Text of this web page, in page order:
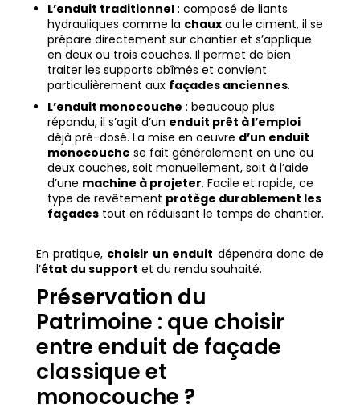
L’enduit traditionnel: composé de liants
hydrauliques comme la chauxou le ciment, il se
prépare directement sur chantier et s’applique
en deux ou trois couches. Il permet de bien
traiter les supports abîmés et convient
particulièrement aux façades anciennes.
L’enduit monocouche : beaucoup plus
répandu, il s’agit d’un enduit prêt à l’emploi
déjà pré-dosé. La mise en oeuvre d’un enduit
monocouche se fait généralement en une ou
deux couches, soit manuellement, soit à l’aide
d’une machine à projeter. Facile et rapide, ce
type de revêtement protège durablement les
façadestout en réduisant le temps de chantier.
En pratique, choisir un enduit dépendra donc de
l’état du support et du rendu souhaité.
Préservation du
Patrimoine : que choisir
entre enduit de façade
classique et
monocouche ?